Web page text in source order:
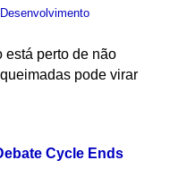
Desenvolvimento
está perto de não
pode virar
Cycle Ends